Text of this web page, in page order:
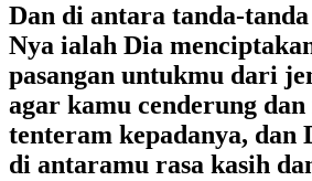
Dan di antara tanda-
Nya ialah Dia
pasangan untukmu dari
agar kamu cenderung dan
tenteram kepadanya, dan
di antaramu rasa kasih